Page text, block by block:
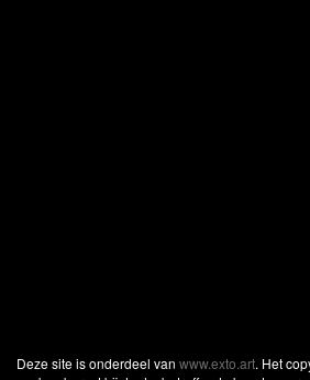
Deze site is onderdeel van www.exto.art. Het